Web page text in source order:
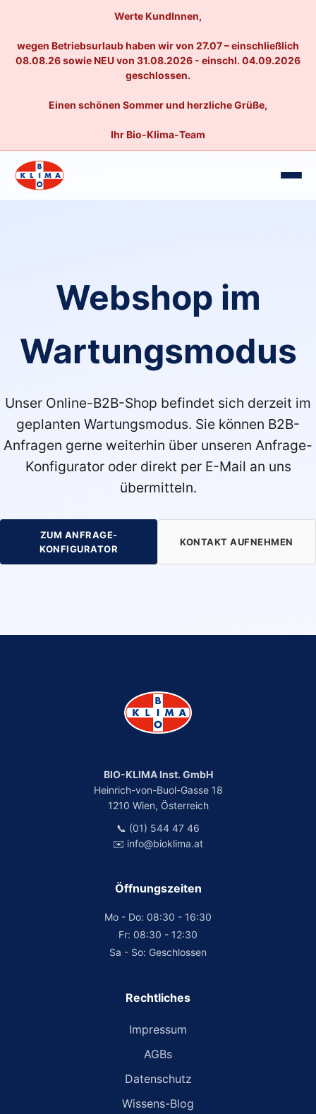
Werte KundInnen,
wegen Betriebsurlaub haben wir von 27.07 – einschließlich
08.08.26 sowie NEU von 31.08.2026 - einschl. 04.09.2026
geschlossen.
Einen schönen Sommer und herzliche Grüße,
Ihr Bio-Klima-Team
Webshop im
Wartungsmodus
Unser Online-B2B-Shop befindet sich derzeit im
geplanten Wartungsmodus. Sie können B2B-
Anfragen gerne weiterhin über unseren Anfrage-
Konfigurator oder direkt per E-Mail an uns
übermitteln.
ZUM ANFRAGE-
KONFIGURATOR
KONTAKT AUFNEHMEN
BIO-KLIMA Inst. GmbH
Heinrich-von-Buol-Gasse 18
1210 Wien, Österreich
📞 (01) 544 47 46
✉️ info@bioklima.at
Öffnungszeiten
Mo - Do: 08:30 - 16:30
Fr: 08:30 - 12:30
Sa - So: Geschlossen
Rechtliches
Impressum
AGBs
Datenschutz
Wissens-Blog